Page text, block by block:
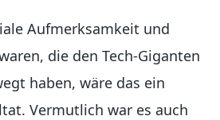
Aufmerksamkeit und
die den Tech-Giganten
haben, wäre das ein
Vermutlich war es auch